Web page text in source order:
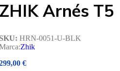
Arnés T5
HRN-0051-U-BLK
Zhik
€